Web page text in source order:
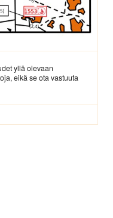
yllä olevaan
eikä se ota vastuuta